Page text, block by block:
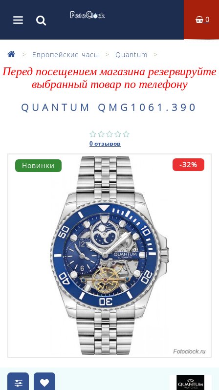
0
Европейские часы Quantum
Перед посещением магазина резервируйте
выбранный товар по телефону
QUANTUM QMG1061.390
0 отзывов
Новинки -32%